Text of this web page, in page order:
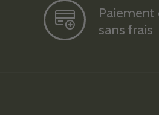
Paiement
sans frais